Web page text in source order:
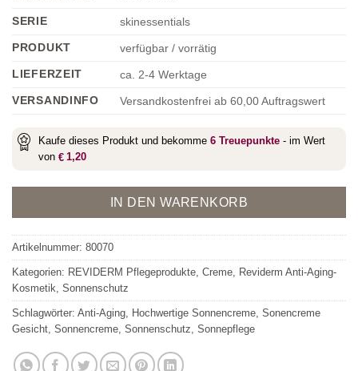
SERIE
skinessentials
PRODUKT
verfügbar / vorrätig
LIEFERZEIT
ca. 2-4 Werktage
VERSANDINFO
Versandkostenfrei ab 60,00 Auftragswert
Kaufe dieses Produkt und bekomme 6 Treuepunkte - im Wert
von € 1,20
IN DEN WARENKORB
Artikelnummer: 80070
Kategorien: REVIDERM Pflegeprodukte Creme
Reviderm Anti-Aging-
Kosmetik Sonnenschutz
Schlagwörter: Anti-Aging Hochwertige Sonnencreme Sonencreme
Gesicht Sonnencreme Sonnenschutz Sonnepflege